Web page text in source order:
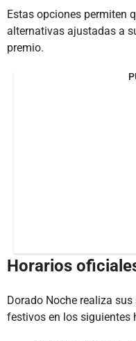
Estas opciones permiten
alternativas ajustadas a
premio.
Horarios
Dorado Noche realiza
festivos en los siguientes